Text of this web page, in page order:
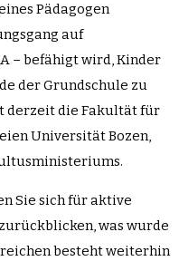
Pädagogen
auf
– befähigt wird, Kinder
der Grundschule zu
derzeit die Fakultät für
Universität Bozen,
Sie sich für aktive
was wurde
besteht weiterhin